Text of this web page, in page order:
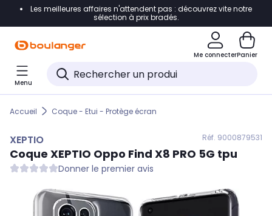
Accéder directement à la navigation
Accéder directement au pied de page
Accéder directement au chatbot
Les meilleures affaires n'attendent pas : découvrez vite notre
sélection à prix bradés.
Me connecterPanier
Menu
Accueil Coque - Etui - Protège écran
XEPTIO Réf. 9000879531
Coque XEPTIO Oppo Find X8 PRO 5G tpu
Donner le premier avis